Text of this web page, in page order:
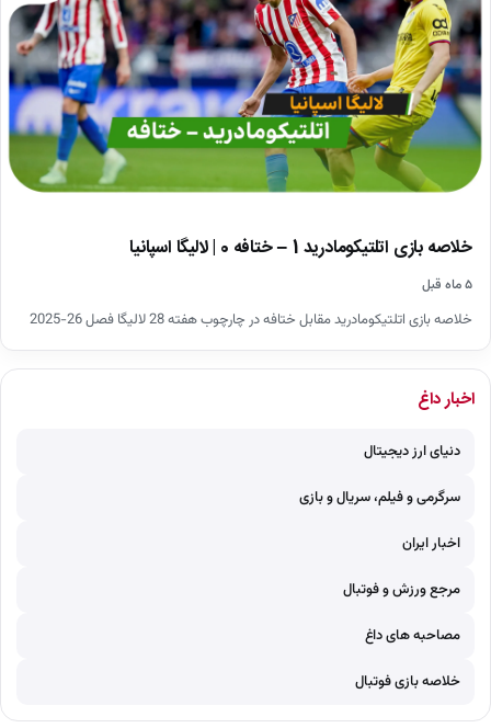
خلاصه بازی اتلتیکومادرید 1 – ختافه 0 | لالیگا اسپانیا
۵ ماه قبل
خلاصه بازی اتلتیکومادرید مقابل ختافه در چارچوب هفته 28 لالیگا فصل 26-2025
اخبار داغ
دنیای ارز دیجیتال
سرگرمی و فیلم، سریال و بازی
اخبار ایران
مرجع ورزش و فوتبال
مصاحبه های داغ
خلاصه بازی فوتبال